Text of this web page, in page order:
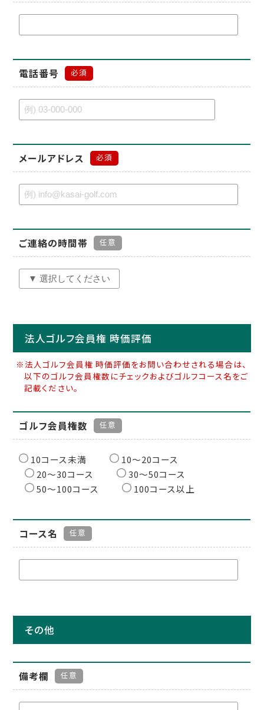
電話番号 必須
メールアドレス 必須
ご連絡の時間帯 任意
法人ゴルフ会員権 時価評価
※法人ゴルフ会員権 時価評価をお問い合わせされる場合は、
以下のゴルフ会員権数にチェックおよびゴルフコース名をご
記載ください。
ゴルフ会員権数 任意
10コース未満
10〜20コース
20〜30コース
30〜50コース
50〜100コース
100コース以上
コース名 任意
その他
備考欄 任意